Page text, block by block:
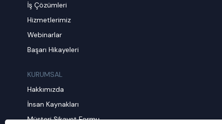
İş Çözümleri
Hizmetlerimiz
Webinarlar
Başarı Hikayeleri
KURUMSAL
Hakkımızda
İnsan Kaynakları
Müşteri Şikayet Formu